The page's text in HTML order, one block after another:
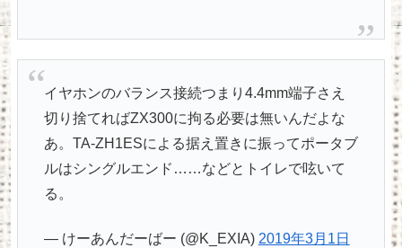
イヤホンのバランス接続つまり4.4mm端子さえ
切り捨てればZX300に拘る必要は無いんだよな
あ。TA-ZH1ESによる据え置きに振ってポータブ
ルはシングルエンド……などとトイレで呟いて
る。
— けーあんだーばー (@K_EXIA) 2019年3月1日